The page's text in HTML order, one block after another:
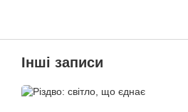
Інші записи